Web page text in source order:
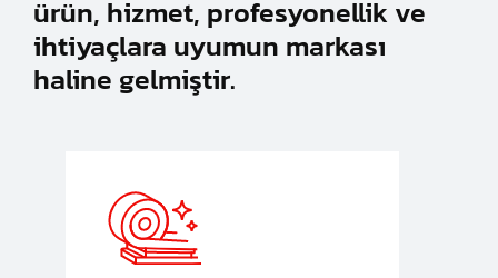
ürün, hizmet, profesyonellik ve
ihtiyaçlara uyumun markası
haline gelmiştir.